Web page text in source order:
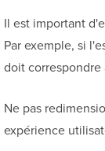
Il est important
Par exemple, si
doit correspondre
Ne pas
expérience